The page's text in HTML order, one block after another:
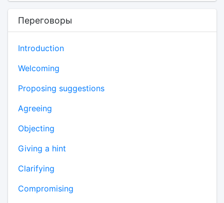
Переговоры
Introduction
Welcoming
Proposing suggestions
Agreeing
Objecting
Giving a hint
Clarifying
Compromising